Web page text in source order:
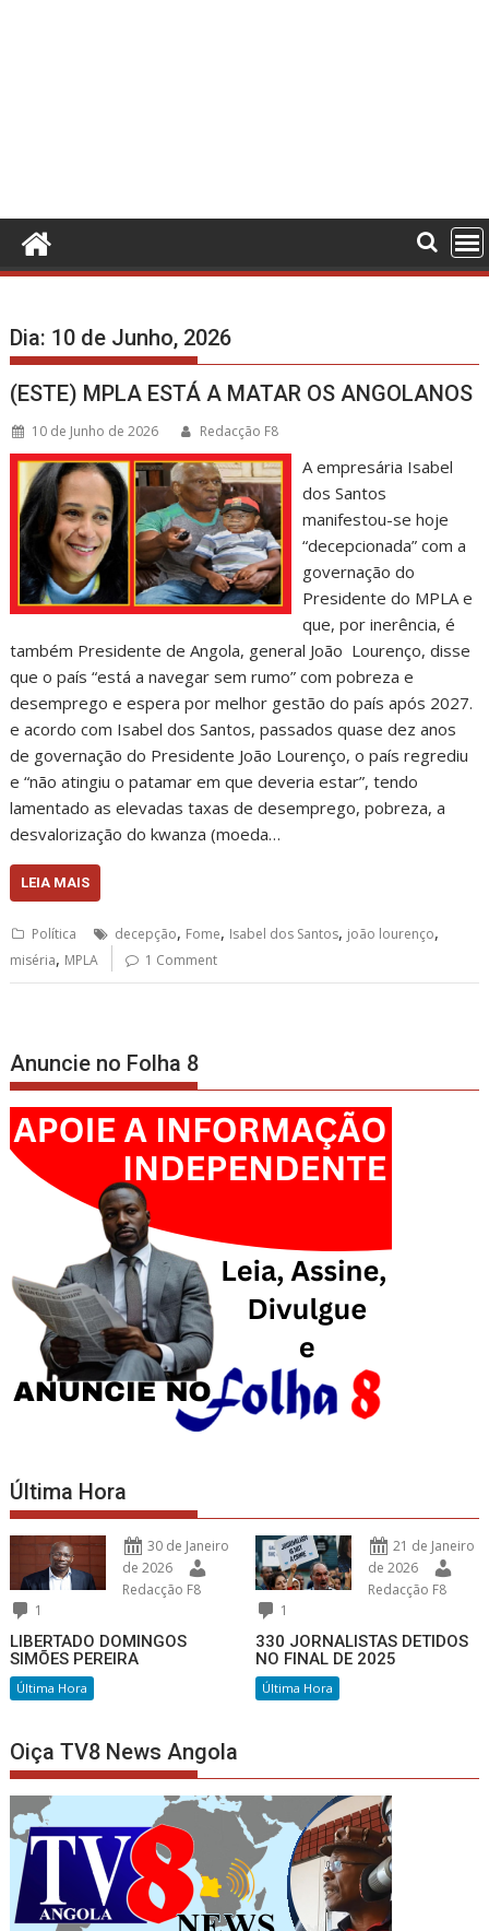
Dia: 10 de Junho, 2026
(ESTE) MPLA ESTÁ A MATAR OS ANGOLANOS
10 de Junho de 2026 Redacção F8
A empresária Isabel
dos Santos
manifestou-se hoje
“decepcionada” com a
governação do
Presidente do MPLA e
que, por inerência, é
também Presidente de Angola, general João Lourenço, disse
que o país “está a navegar sem rumo” com pobreza e
desemprego e espera por melhor gestão do país após 2027.
e acordo com Isabel dos Santos, passados quase dez anos
de governação do Presidente João Lourenço, o país regrediu
e “não atingiu o patamar em que deveria estar”, tendo
lamentado as elevadas taxas de desemprego, pobreza, a
desvalorização do kwanza (moeda…
LEIA MAIS
Política decepção, Fome, Isabel dos Santos, joão lourenço,
miséria, MPLA 1 Comment
Anuncie no Folha 8
Última Hora
30 de Janeiro
de 2026
Redacção F8
1
LIBERTADO DOMINGOS
SIMÕES PEREIRA
Última Hora
21 de Janeiro
de 2026
Redacção F8
1
330 JORNALISTAS DETIDOS
NO FINAL DE 2025
Última Hora
Oiça TV8 News Angola